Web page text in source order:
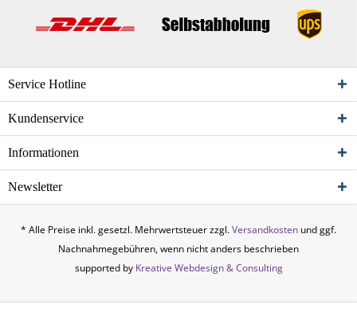
Service Hotline
Kundenservice
Informationen
Newsletter
* Alle Preise inkl. gesetzl. Mehrwertsteuer zzgl.Versandkosten und ggf.
Nachnahmegebühren, wenn nicht anders beschrieben
supported by Kreative Webdesign & Consulting